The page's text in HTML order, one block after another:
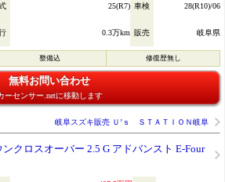
25(R7) 車検 28(R10)/06
0.3万km 販売 岐阜県
整備込 修復歴無し
無料お問い合わせ
ーセンサー.netに移動します
岐阜スズキ販売 Ｕ’ｓ ＳＴＡＴＩＯＮ岐阜
ンクロスオーバー 2.5 G アドバンスト E-Four